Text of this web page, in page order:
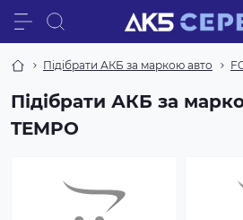
Підібрати АКБ за маркою авто
Підібрати АКБ за
TEMPO